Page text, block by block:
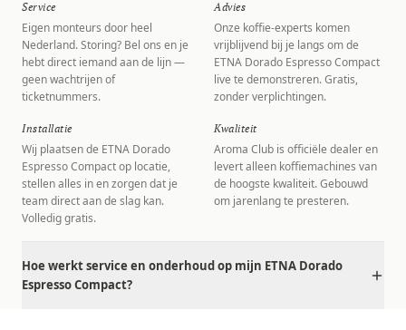
Service
Eigen monteurs door heel
Nederland. Storing? Bel ons en je
hebt direct iemand aan de lijn —
geen wachtrijen of
ticketnummers.
Advies
Onze koffie-experts komen
vrijblijvend bij je langs om de
ETNA Dorado Espresso Compact
live te demonstreren. Gratis,
zonder verplichtingen.
Installatie
Wij plaatsen de ETNA Dorado
Espresso Compact op locatie,
stellen alles in en zorgen dat je
team direct aan de slag kan.
Volledig gratis.
Kwaliteit
Aroma Club is officiële dealer en
levert alleen koffiemachines van
de hoogste kwaliteit. Gebouwd
om jarenlang te presteren.
Hoe werkt service en onderhoud op mijn ETNA Dorado
Espresso Compact?